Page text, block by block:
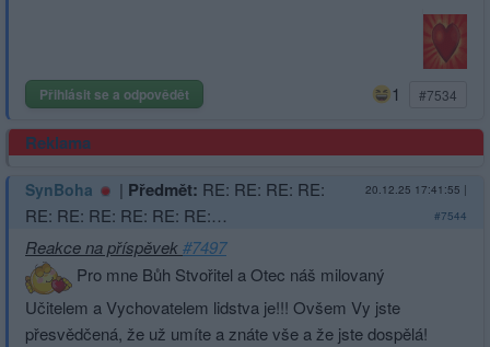
Přihlásit se a odpovědět 1 #7534
Reklama
SynBoha | Předmět: RE: RE: RE: RE:
RE: RE: RE: RE: RE: RE:…
20.12.25 17:41:55 |
#7544
Reakce na příspěvek#7497
Pro mne Bůh Stvořitel a Otec náš milovaný
Učitelem a Vychovatelem lidstva je!!! Ovšem Vy jste
přesvědčená, že už umíte a znáte vše a že jste dospělá!